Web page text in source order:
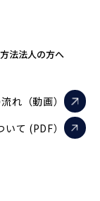
法法人の方へ
れ（動画）
て (PDF）